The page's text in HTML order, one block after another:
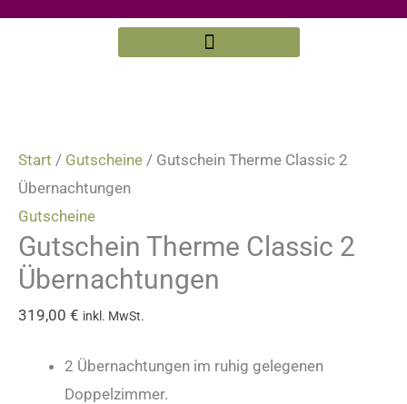
Start / Gutscheine / Gutschein Therme Classic 2
Übernachtungen
Gutscheine
Gutschein Therme Classic 2
Übernachtungen
319,00 € inkl. MwSt.
2 Übernachtungen im ruhig gelegenen
Doppelzimmer.
Classic
2
Übernachtungen
Menge
Classic
2
Übernachtungen
Menge